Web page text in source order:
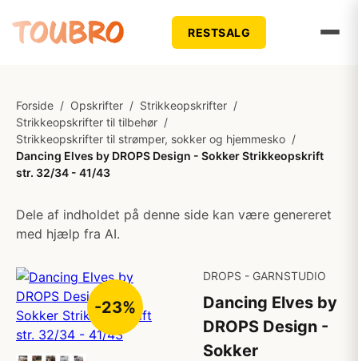
RESTSALG
Forside / Opskrifter / Strikkeopskrifter /
Strikkeopskrifter til tilbehør /
Strikkeopskrifter til strømper, sokker og hjemmesko /
Dancing Elves by DROPS Design - Sokker Strikkeopskrift
str. 32/34 - 41/43
Dele af indholdet på denne side kan være genereret
med hjælp fra AI.
-23%
DROPS - GARNSTUDIO
Dancing Elves by
DROPS Design -
Sokker